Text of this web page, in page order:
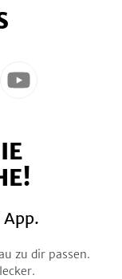
Folge
YouTube
zu dir passen.